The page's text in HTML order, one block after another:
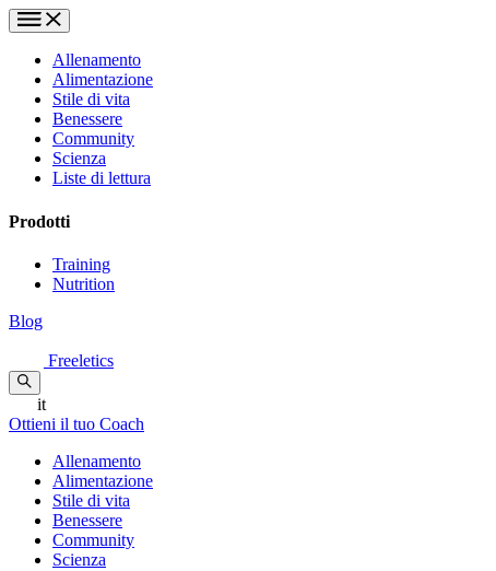
Allenamento
Alimentazione
Stile di vita
Benessere
Community
Scienza
Liste di lettura
Prodotti
Training
Nutrition
Blog
Freeletics
it
Ottieni il tuo Coach
Allenamento
Alimentazione
Stile di vita
Benessere
Community
Scienza